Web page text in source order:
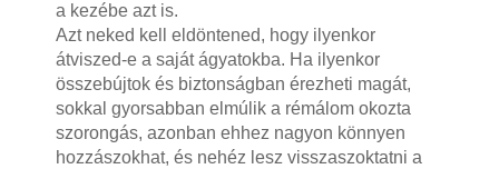
a kezébe azt is.
Azt neked kell eldöntened, hogy ilyenkor
átviszed-e a saját ágyatokba. Ha ilyenkor
összebújtok és biztonságban érezheti magát,
sokkal gyorsabban elmúlik a rémálom okozta
szorongás, azonban ehhez nagyon könnyen
hozzászokhat, és nehéz lesz visszaszoktatni a